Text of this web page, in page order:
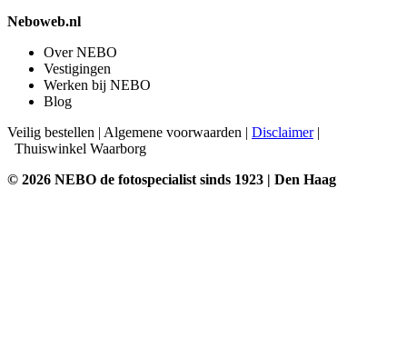
Neboweb.nl
Over NEBO
Vestigingen
Werken bij NEBO
Blog
Veilig bestellen | Algemene voorwaarden | Disclaimer|
Thuiswinkel Waarborg
© 2026 NEBO de fotospecialist sinds 1923 | Den Haag